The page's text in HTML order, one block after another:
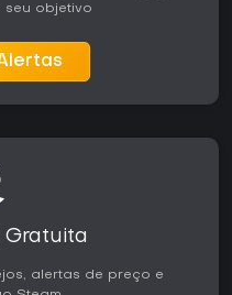
seu objetivo
Gratuita
alertas de preço e